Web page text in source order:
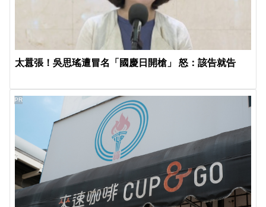
太囂張！吳思瑤遭冒名「國慶日開槍」 怒：該告就告
PR